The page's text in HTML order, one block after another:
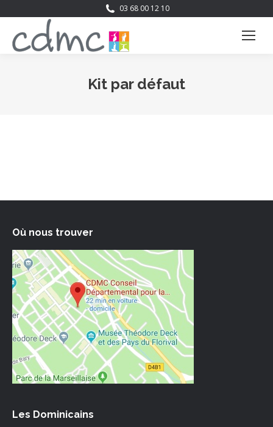
03 68 00 12 10
Kit par défaut
Où nous trouver
Les Dominicains